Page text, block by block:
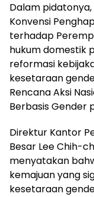
Dalam
Konvensi
terhadap
hukum domestik
reformasi
kesetaraan
Rencana Aksi
Berbasis Gender
Direktur Kantor
Besar Lee Chih-
menyatakan
kemajuan yang
kesetaraan